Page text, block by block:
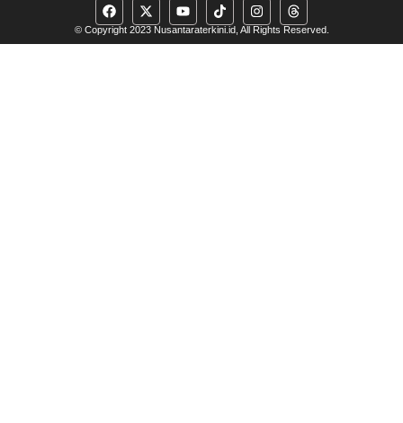
© Copyright 2023 Nusantaraterkini.id, All Rights Reserved.